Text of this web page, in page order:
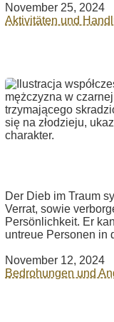
November 25, 2024
Aktivitäten und
Der Dieb im Traum
Verrat, sowie
Persönlichkeit. Er
untreue Personen in
November 12, 2024
Bedrohungen und